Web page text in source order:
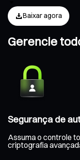
Baixar agora
Gerencie
Segurança de
Assuma o controle
criptografia